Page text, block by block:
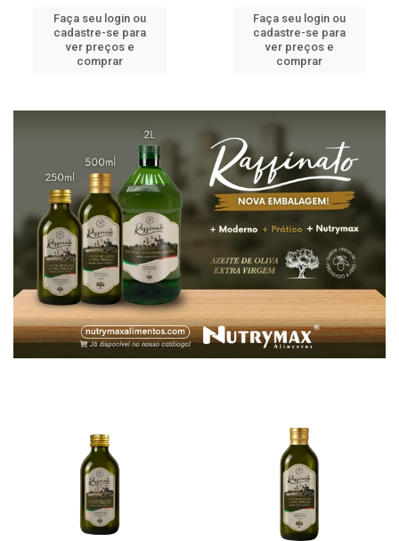
Faça seu login ou
cadastre-se para
ver preços e
comprar
Faça seu login ou
cadastre-se para
ver preços e
comprar